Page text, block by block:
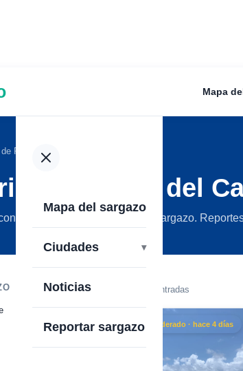
Mapa
Mapa del sargazo
Ciudades
Noticias
Reportar sargazo
Playas
de Playas del
información actualizada del sargazo.
6
11
76 playas encontradas
Sargazo Moderado · hace 4 días